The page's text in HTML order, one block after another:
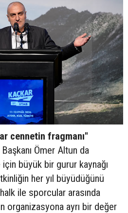
cennetin fragmanı"
Ömer Altun da
büyük bir gurur kaynağı
her yıl büyüdüğünü
ile sporcular arasında
organizasyona ayrı bir değer